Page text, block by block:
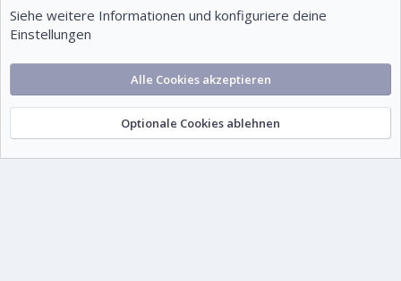
Nutzungsbedingungen
Datenschutz
Hilfe und Impressum
Start
R
S
S
© 1999-2026 tutorials.de – Wissen. Gemeinsam.Community platform by XenForo
2010-2026 XenForo Ltd.
Siehe weitere Informationen und konfiguriere deine
Einstellungen
Alle Cookies akzeptieren
Optionale Cookies ablehnen